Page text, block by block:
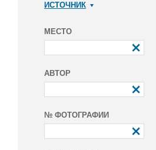
ИСТОЧНИК
МЕСТО
АВТОР
№ ФОТОГРАФИИ